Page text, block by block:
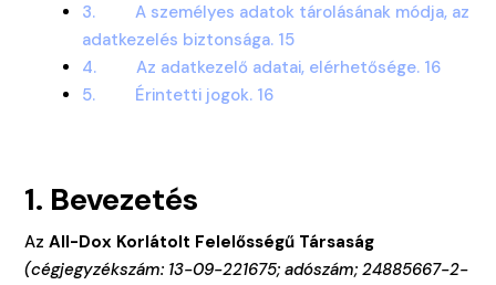
3. A személyes adatok tárolásának módja, az
adatkezelés biztonsága. 15
4. Az adatkezelő adatai, elérhetősége. 16
5. Érintetti jogok. 16
1. Bevezetés
AzAll-Dox Korlátolt Felelősségű Társaság
(cégjegyzékszám: 13-09-221675; adószám; 24885667-2-